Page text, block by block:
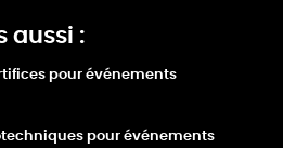
aussi :
pour événements
pour événements